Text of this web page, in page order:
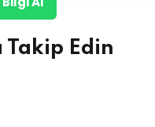
Takip Edin